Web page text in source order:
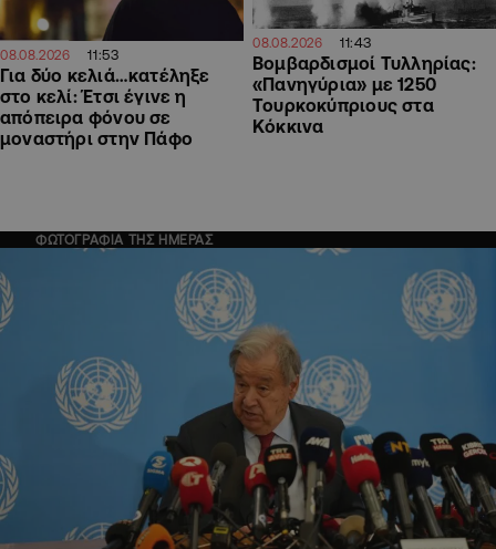
08.08.2026 11:53
Για δύο κελιά…κατέληξε
στο κελί: Έτσι έγινε η
απόπειρα φόνου σε
μοναστήρι στην Πάφο
08.08.2026 11:43
Βομβαρδισμοί Τυλληρίας:
«Πανηγύρια» με 1250
Τουρκοκύπριους στα
Κόκκινα
ΦΩΤΟΓΡΑΦΙΑ ΤΗΣ ΗΜΕΡΑΣ